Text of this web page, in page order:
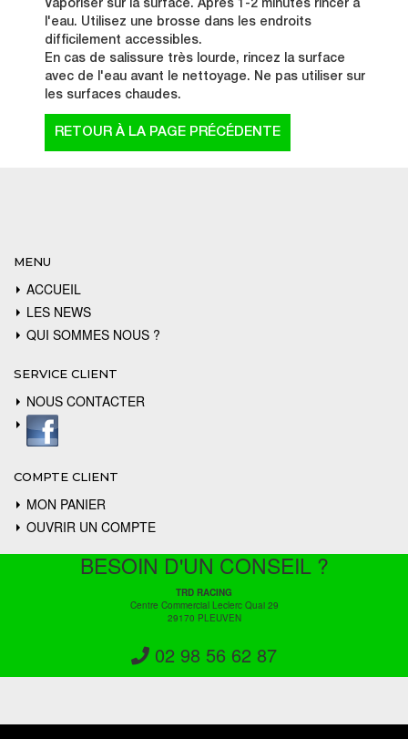
Vaporiser sur la surface. Après 1-2 minutes rincer à
l'eau. Utilisez une brosse dans les endroits
difficilement accessibles.
En cas de salissure très lourde, rincez la surface
avec de l'eau avant le nettoyage. Ne pas utiliser sur
les surfaces chaudes.
MENU
ACCUEIL
LES NEWS
QUI SOMMES NOUS ?
SERVICE CLIENT
NOUS CONTACTER
COMPTE CLIENT
MON PANIER
OUVRIR UN COMPTE
BESOIN D'UN CONSEIL ?
TRD RACING
Centre Commercial Leclerc Quai 29
29170 PLEUVEN
02 98 56 62 87